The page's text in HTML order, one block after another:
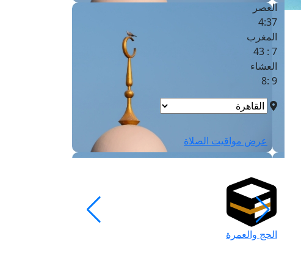
العصر
4:37
المغرب
7 : 43
العشاء
9 :8
عرض مواقيت الصلاة
الحج والعمرة